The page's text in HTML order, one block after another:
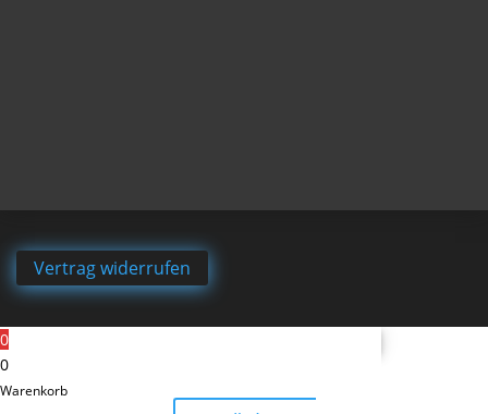
Vertrag widerrufen
0
0
Warenkorb